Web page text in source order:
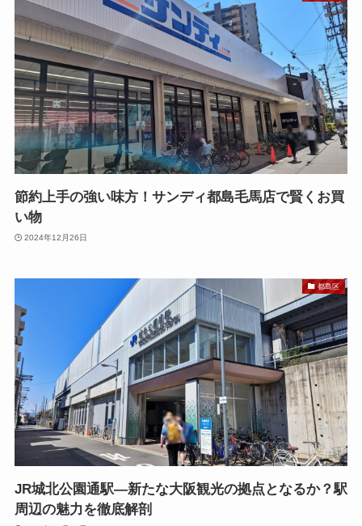
節約上手の強い味方！サンディ都島毛馬店で賢くお買
い物
2024年12月26日
都島区
JR城北公園通駅—新たな大阪観光の拠点となるか？駅
周辺の魅力を徹底解剖